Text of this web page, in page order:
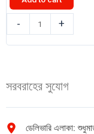
-
ডেইরি
মিল্ক
23g
+
সরবরাহের সুযোগ
ডেলিভারি এলাকা: